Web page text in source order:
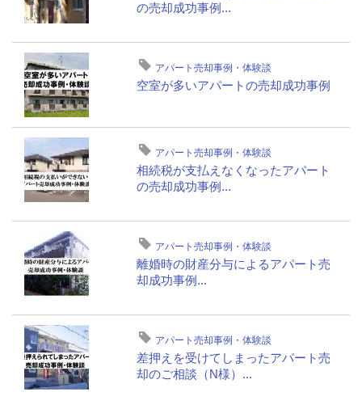
の売却成功事例...
アパート売却事例・体験談
空室が多いアパートの売却成功事例
アパート売却事例・体験談
相続税が支払えなくなったアパート
の売却成功事例...
アパート売却事例・体験談
離婚時の財産分与によるアパート売
却成功事例...
アパート売却事例・体験談
差押えを受けてしまったアパート売
却のご相談（N様）...